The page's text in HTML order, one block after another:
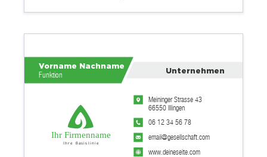
www.deineseite.com
06 12 34 56 78
email@gesellschaft.com
Meininger Strasse 43
66550 Illingen
Unternehmen
Vorname Nachname
Funktion
Ihr Firmenname
Ihre Basislinie